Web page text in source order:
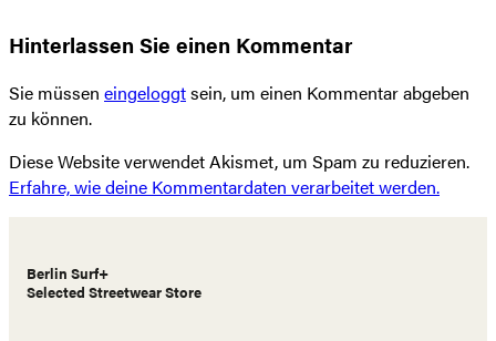
Hinterlassen Sie einen Kommentar
Sie müssen eingeloggtsein, um einen Kommentar abgeben
zu können.
Diese Website verwendet Akismet, um Spam zu reduzieren.
Erfahre, wie deine Kommentardaten verarbeitet werden.
Berlin Surf+
Selected Streetwear Store